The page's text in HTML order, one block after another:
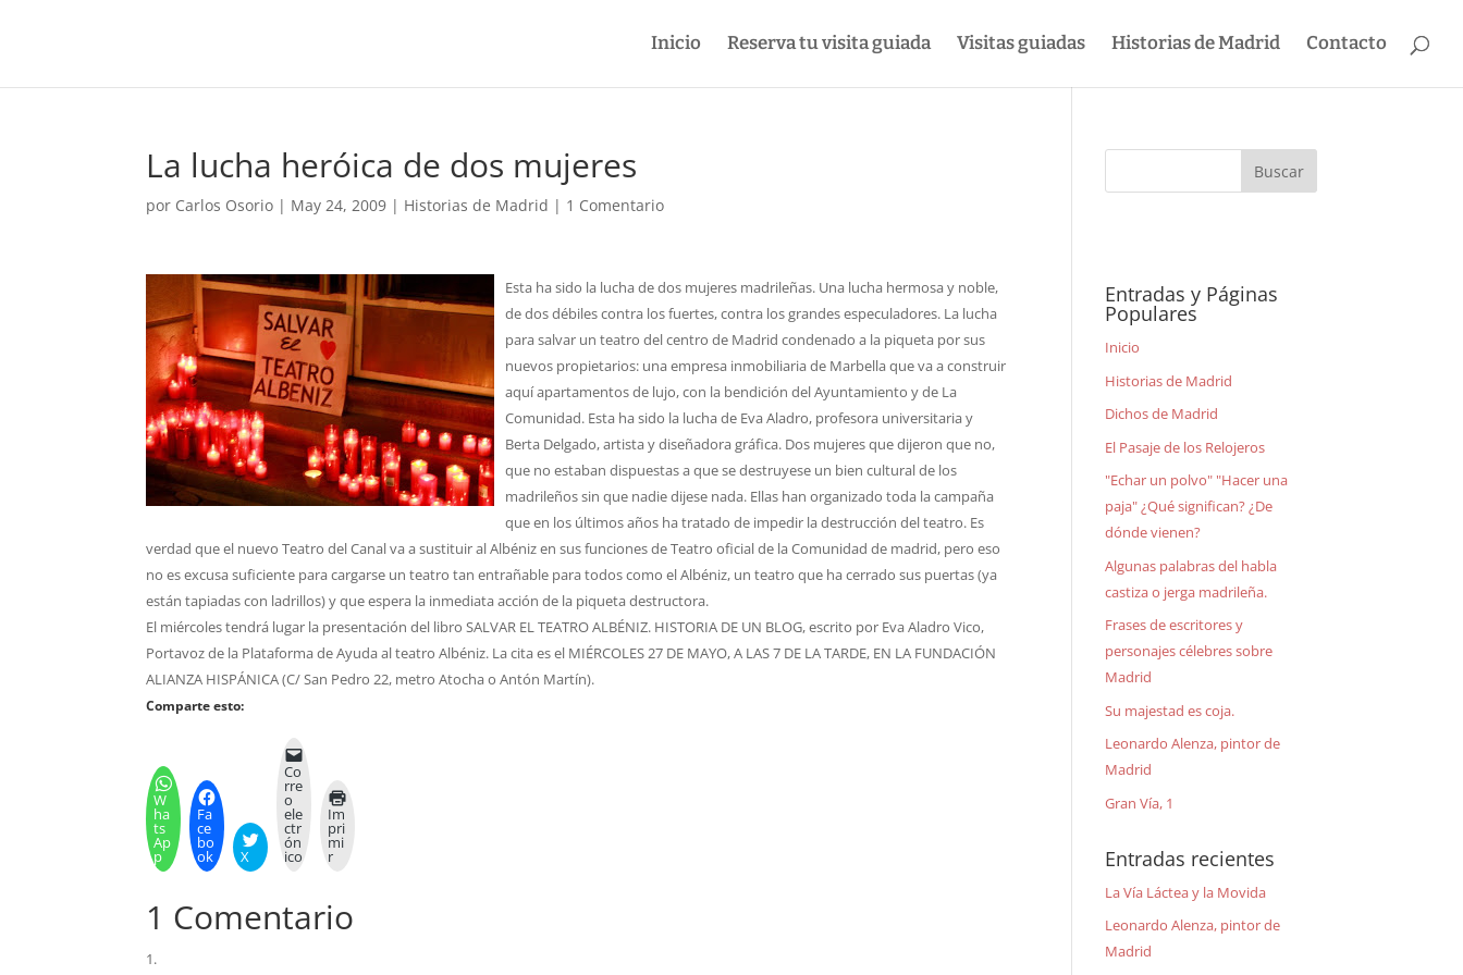
Inicio Reserva tu visita guiada Visitas guiadas Historias de Madrid Contacto
La lucha heróica de dos mujeres
por Carlos Osorio | May 24, 2009 | Historias de Madrid | 1 Comentario
Esta ha sido la lucha de dos mujeres madrileñas. Una lucha hermosa y noble,
de dos débiles contra los fuertes, contra los grandes especuladores. La lucha
para salvar un teatro del centro de Madrid condenado a la piqueta por sus
nuevos propietarios: una empresa inmobiliaria de Marbella que va a construir
aquí apartamentos de lujo, con la bendición del Ayuntamiento y de La
Comunidad. Esta ha sido la lucha de Eva Aladro, profesora universitaria y
Berta Delgado, artista y diseñadora gráfica. Dos mujeres que dijeron que no,
que no estaban dispuestas a que se destruyese un bien cultural de los
madrileños sin que nadie dijese nada. Ellas han organizado toda la campaña
que en los últimos años ha tratado de impedir la destrucción del teatro. Es
verdad que el nuevo Teatro del Canal va a sustituir al Albéniz en sus funciones de Teatro oficial de la Comunidad de madrid, pero eso
no es excusa suficiente para cargarse un teatro tan entrañable para todos como el Albéniz, un teatro que ha cerrado sus puertas (ya
están tapiadas con ladrillos) y que espera la inmediata acción de la piqueta destructora.
El miércoles tendrá lugar la presentación del libro SALVAR EL TEATRO ALBÉNIZ. HISTORIA DE UN BLOG, escrito por Eva Aladro Vico,
Portavoz de la Plataforma de Ayuda al teatro Albéniz. La cita es el MIÉRCOLES 27 DE MAYO, A LAS 7 DE LA TARDE, EN LA FUNDACIÓN
ALIANZA HISPÁNICA (C/ San Pedro 22, metro Atocha o Antón Martín).
Comparte esto:
W
ha
ts
Ap
p
Fa
ce
bo
ok X
Co
rre
o
ele
ctr
ón
ico
Im
pri
mi
r
1 Comentario
Entradas y Páginas
Populares
Inicio
Historias de Madrid
Dichos de Madrid
El Pasaje de los Relojeros
"Echar un polvo" "Hacer una
paja" ¿Qué significan? ¿De
dónde vienen?
Algunas palabras del habla
castiza o jerga madrileña.
Frases de escritores y
personajes célebres sobre
Madrid
Su majestad es coja.
Leonardo Alenza, pintor de
Madrid
Gran Vía, 1
Entradas recientes
La Vía Láctea y la Movida
Leonardo Alenza, pintor de
Madrid